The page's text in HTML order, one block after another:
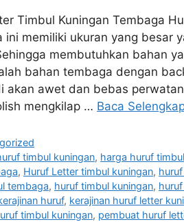
Timbul Kuningan Tembaga
ini memiliki ukuran yang besar
membutuhkan bahan
bahan tembaga dengan
akan awet dan bebas
mengkilap … Baca
timbul kuningan, harga huruf
, Huruf Letter timbul kuningan,
tembaga, huruf timbul kuningan,
huruf, kerajinan huruf letter
timbul kuningan, pembuat huruf